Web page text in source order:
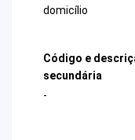
domicílio
Código e
secundária
-